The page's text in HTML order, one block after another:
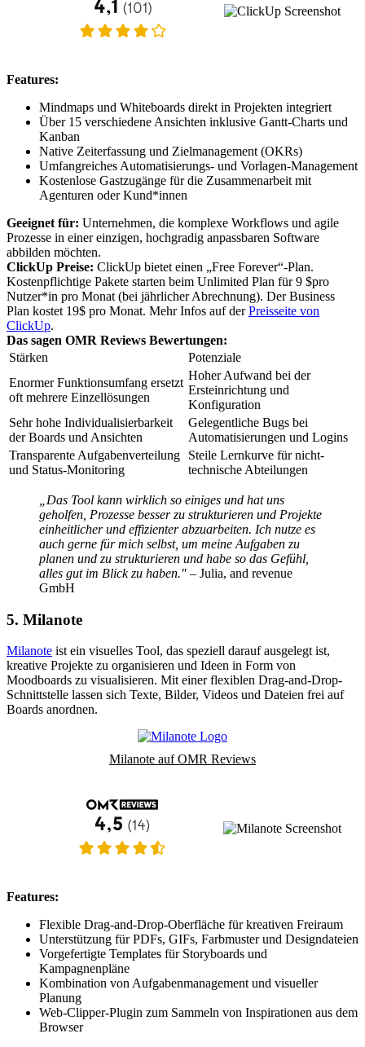
Features:
Mindmaps und Whiteboards direkt in Projekten integriert
Über 15 verschiedene Ansichten inklusive Gantt-Charts und
Kanban
Native Zeiterfassung und Zielmanagement (OKRs)
Umfangreiches Automatisierungs- und Vorlagen-Management
Kostenlose Gastzugänge für die Zusammenarbeit mit
Agenturen oder Kund*innen
Geeignet für: Unternehmen, die komplexe Workflows und agile
Prozesse in einer einzigen, hochgradig anpassbaren Software
abbilden möchten.
ClickUp Preise: ClickUp bietet einen „Free Forever“-Plan.
Kostenpflichtige Pakete starten beim Unlimited Plan für 9 $pro
Nutzer*in pro Monat (bei jährlicher Abrechnung). Der Business
Plan kostet 19$ pro Monat. Mehr Infos auf derPreisseite von
ClickUp.
Das sagen OMR Reviews Bewertungen:
Stärken
Potenziale
Enormer Funktionsumfang ersetzt
oft mehrere Einzellösungen
Hoher Aufwand bei der
Ersteinrichtung und
Konfiguration
Sehr hohe Individualisierbarkeit
der Boards und Ansichten
Gelegentliche Bugs bei
Automatisierungen und Logins
Transparente Aufgabenverteilung
und Status-Monitoring
Steile Lernkurve für nicht-
technische Abteilungen
„Das Tool kann wirklich so einiges und hat uns
geholfen, Prozesse besser zu strukturieren und Projekte
einheitlicher und effizienter abzuarbeiten. Ich nutze es
auch gerne für mich selbst, um meine Aufgaben zu
planen und zu strukturieren und habe so das Gefühl,
alles gut im Blick zu haben." – Julia, and revenue
GmbH
5. Milanote
Milanote ist ein visuelles Tool, das speziell darauf ausgelegt ist,
kreative Projekte zu organisieren und Ideen in Form von
Moodboards zu visualisieren. Mit einer flexiblen Drag-and-Drop-
Schnittstelle lassen sich Texte, Bilder, Videos und Dateien frei auf
Boards anordnen.
Milanote auf OMR Reviews
Features:
Flexible Drag-and-Drop-Oberfläche für kreativen Freiraum
Unterstützung für PDFs, GIFs, Farbmuster und Designdateien
Vorgefertigte Templates für Storyboards und
Kampagnenpläne
Kombination von Aufgabenmanagement und visueller
Planung
Web-Clipper-Plugin zum Sammeln von Inspirationen aus dem
Browser